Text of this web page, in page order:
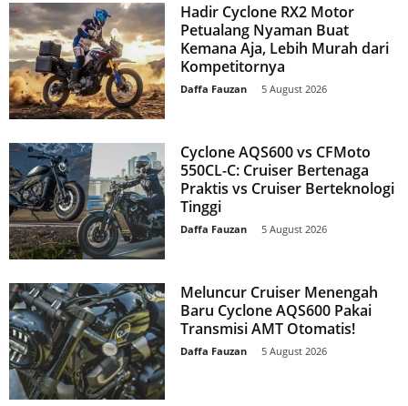
Hadir Cyclone RX2 Motor
Petualang Nyaman Buat
Kemana Aja, Lebih Murah dari
Kompetitornya
Daffa Fauzan 5 August 2026
Cyclone AQS600 vs CFMoto
550CL-C: Cruiser Bertenaga
Praktis vs Cruiser Berteknologi
Tinggi
Daffa Fauzan 5 August 2026
Meluncur Cruiser Menengah
Baru Cyclone AQS600 Pakai
Transmisi AMT Otomatis!
Daffa Fauzan 5 August 2026